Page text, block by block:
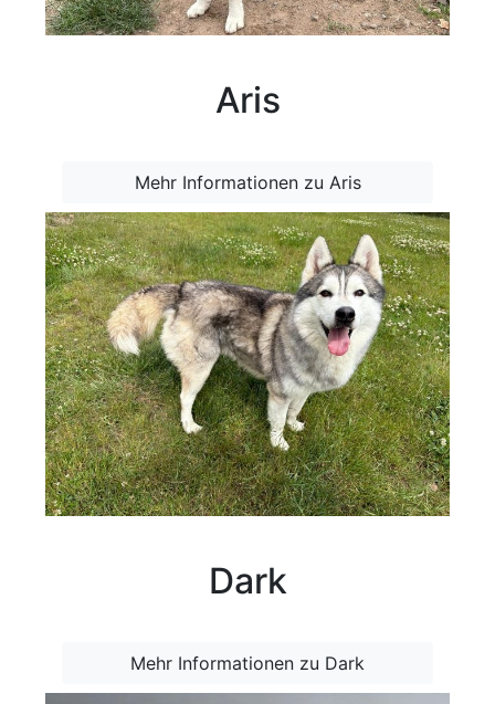
Aris
Mehr Informationen zu Aris
Dark
Mehr Informationen zu Dark